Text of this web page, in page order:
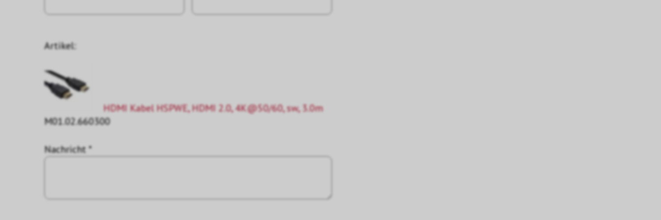
Artikel:
HDMI Kabel HSPWE, HDMI 2.0, 4K@50/60, sw, 3.0m
M01.02.660300
Nachricht *